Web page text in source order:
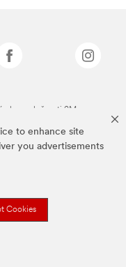
to enhance site
you advertisements
Cookies
spoločnosti 3M.